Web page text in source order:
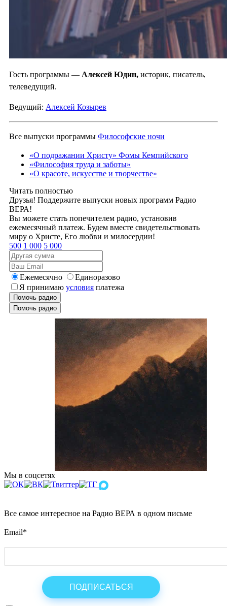
Гость программы — Алексей Юдин, историк, писатель,
телеведущий.
Ведущий: Алексей Козырев
Все выпуски программы Философские ночи
«О подражании Христу» Фомы Кемпийского
«Философия труда и заботы»
«О красоте, искусстве и творчестве»
Читать полностью
Друзья! Поддержите выпуски новых программ Радио
ВЕРА!
Вы можете стать попечителем радио, установив
ежемесячный платеж. Будем вместе свидетельствовать
миру о Христе, Его любви и милосердии!
500 1 000 5 000
Ежемесячно
Единоразово
Я принимаю условия платежа
Помочь радио
Помочь радио
Мы в соцсетях
Все самое интересное на Радио ВЕРА в одном письме
Email*